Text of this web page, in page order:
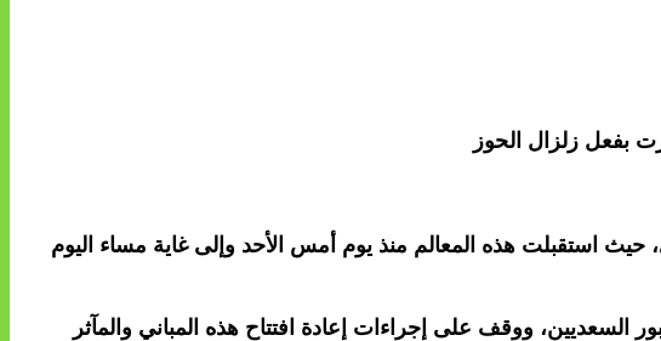
بفعل زلزال الحوز
حيث استقبلت هذه المعالم منذ يوم أمس الأحد وإلى غاية مساء اليوم
السعديين، ووقف على إجراءات إعادة افتتاح هذه المباني والمآثر